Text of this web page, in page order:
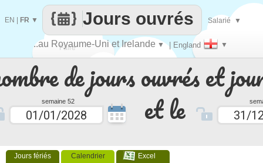
de jours ouvrés et
semaine 52 et le
Jours fériés Calendrier Excel
Faire
que
..au Royaume-Uni et Irelande ▼ | England ▼
Jours ouvrés
EN FR ▼ Salarié ▼